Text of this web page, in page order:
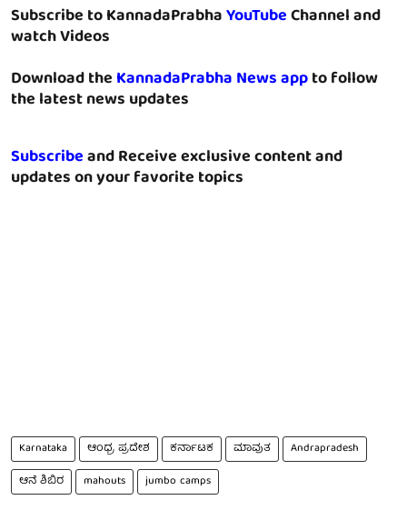
Subscribe to KannadaPrabhaYouTubeChannel and
watch Videos
Download theKannadaPrabha News appto follow
the latest news updates
Subscribeand Receive exclusive content and
updates on your favorite topics
Karnataka ಆಂಧ್ರ ಪ್ರದೇಶ ಕರ್ನಾಟಕ ಮಾವುತ
Andrapradesh
ಆನೆ ಶಿಬಿರ
mahouts jumbo camps